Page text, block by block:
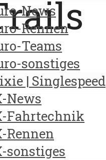
News
Rennen
Teams
sonstiges
| Singlespeed
News
Fahrtechnik
Rennen
sonstiges